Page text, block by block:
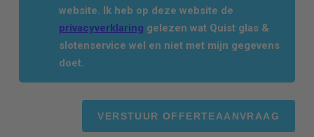
website. Ik heb op deze website de
privacyverklaring gelezen wat Quist glas &
slotenservice wel en niet met mijn gegevens
doet.